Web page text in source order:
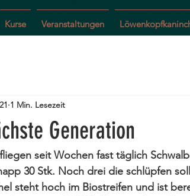
Kurse Veranstaltungen
Generation
1 Min. Lesezeit
seit Wochen fast täglich
30 Stk. Noch drei die schlüpfen
steht hoch im Biostreifen und ist